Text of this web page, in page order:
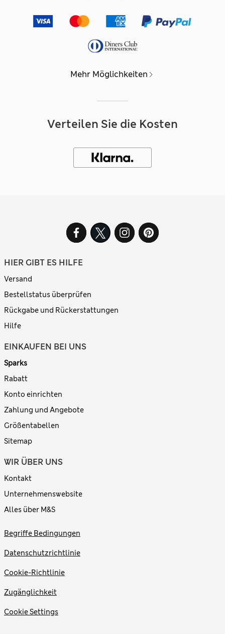
Mehr Möglichkeiten
Verteilen Sie die Kosten
HIER GIBT ES HILFE
Versand
Bestellstatus überprüfen
Rückgabe und Rückerstattungen
Hilfe
EINKAUFEN BEI UNS
Sparks
Rabatt
Konto einrichten
Zahlung und Angebote
Größentabellen
Sitemap
WIR ÜBER UNS
Kontakt
Unternehmenswebsite
Alles über M&S
Begriffe Bedingungen
Datenschutzrichtlinie
Cookie-Richtlinie
Zugänglichkeit
Cookie Settings